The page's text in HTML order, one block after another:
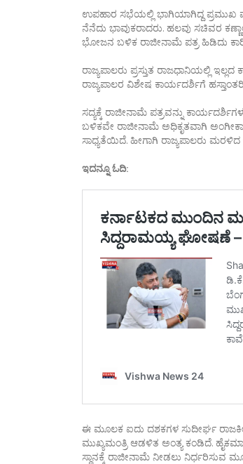
ಉಪಹಾರ ಸಭೆಯಲ್ಲಿ ಭಾಗಿಯಾಗಿದ್ದ ಪ್ರಮುಖ
ನೆನೆದು ಭಾವುಕರಾದರು. ಹಲವು ಸಚಿವರ
ಭೋಜನ ಬಳಿಕ ರಾಜೀನಾಮೆ ಪತ್ರ ಹಿಡಿದು
ರಾಜ್ಯಪಾಲರು ಪ್ರಸ್ತುತ ರಾಜಧಾನಿಯಲ್ಲಿ
ರಾಜ್ಯಪಾಲರ ವಿಶೇಷ ಕಾರ್ಯದರ್ಶಿಗೆ
ಸದ್ಯಕ್ಕೆ ರಾಜೀನಾಮೆ ಪತ್ರವನ್ನು
ಬಳಿಕವೇ ರಾಜೀನಾಮೆ ಅಧಿಕೃತವಾಗಿ
ಸಾಧ್ಯತೆಯಿದೆ. ಹೀಗಾಗಿ ರಾಜ್ಯಪಾಲರು
ಇದನ್ನೂ ಓದಿ:
ಈ ಮೂಲಕ ಐದು ದಶಕಗಳ ಸುದೀರ್ಘ
ಮುಖ್ಯಮಂತ್ರಿ ಆಡಳಿತ ಅಂತ್ಯ ಕಂಡಿದೆ.
ಸ್ಥಾನಕ್ಕೆ ರಾಜೀನಾಮೆ ನೀಡಲು ನಿರ್ಧರಿಸುವ